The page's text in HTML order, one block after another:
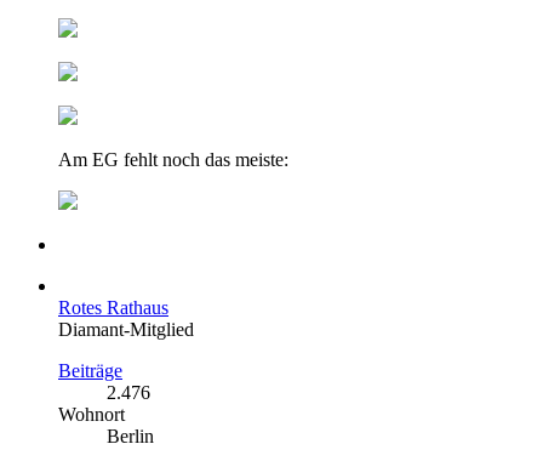
Am EG fehlt noch das meiste:
Rotes Rathaus
Diamant-Mitglied
Beiträge
2.476
Wohnort
Berlin